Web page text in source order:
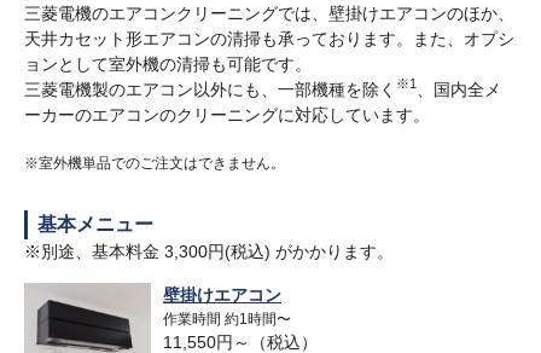
三菱電機のエアコンクリーニングでは、壁掛けエアコンのほか、
天井カセット形エアコンの清掃も承っております。また、オプシ
ョンとして室外機の清掃も可能です。
三菱電機製のエアコン以外にも、一部機種を除く ※1
、国内全メ
ーカーのエアコンのクリーニングに対応しています。
※室外機単品でのご注文はできません。
基本メニュー
※別途、基本料金 3,300円(税込) がかかります。
壁掛けエアコン
作業時間 約1時間〜
11,550円～（税込）